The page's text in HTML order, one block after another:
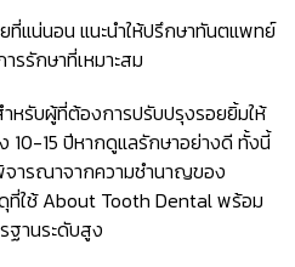
ที่แน่นอน แนะนำให้ปรึกษาทันตแพทย์
รรักษาที่เหมาะสม
หรับผู้ที่ต้องการปรับปรุงรอยยิ้มให้
10-15 ปีหากดูแลรักษาอย่างดี ทั้งนี้
จารณาจากความชำนาญของ
ใช้ About Tooth Dental พร้อม
ฐานระดับสูง